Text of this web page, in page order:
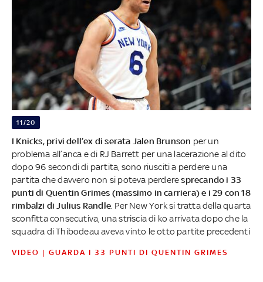
11/20
I Knicks, privi dell’ex di serata Jalen Brunson per un
problema all’anca e di RJ Barrett per una lacerazione al dito
dopo 96 secondi di partita, sono riusciti a perdere una
partita che davvero non si poteva perderesprecando i 33
punti di Quentin Grimes (massimo in carriera) e i 29 con 18
rimbalzi di Julius Randle . Per New York si tratta della quarta
sconfitta consecutiva, una striscia di ko arrivata dopo che la
squadra di Thibodeau aveva vinto le otto partite precedenti
VIDEO | GUARDA I 33 PUNTI DI QUENTIN GRIMES